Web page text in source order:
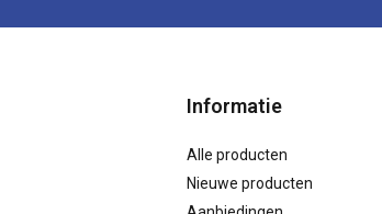
Informatie
Alle producten
Nieuwe producten